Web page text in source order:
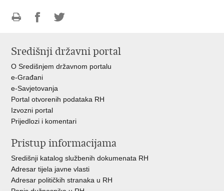
FacebookuTwitteru
Središnji državni portal
O Središnjem državnom portalu
e-Građani
e-Savjetovanja
Portal otvorenih podataka RH
Izvozni portal
Prijedlozi i komentari
Pristup informacijama
Središnji katalog službenih dokumenata RH
Adresar tijela javne vlasti
Adresar političkih stranaka u RH